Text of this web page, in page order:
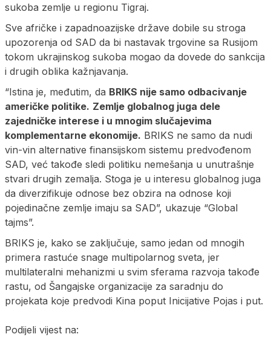
sukoba zemlje u regionu Tigraj.
Sve afričke i zapadnoazijske države dobile su stroga
upozorenja od SAD da bi nastavak trgovine sa Rusijom
tokom ukrajinskog sukoba mogao da dovede do sankcija
i drugih oblika kažnjavanja.
“Istina je, međutim, da BRIKS nije samo odbacivanje
američke politike. Zemlje globalnog juga dele
zajedničke interese i u mnogim slučajevima
komplementarne ekonomije. BRIKS ne samo da nudi
vin-vin alternative finansijskom sistemu predvođenom
SAD, već takođe sledi politiku nemešanja u unutrašnje
stvari drugih zemalja. Stoga je u interesu globalnog juga
da diverzifikuje odnose bez obzira na odnose koji
pojedinačne zemlje imaju sa SAD”, ukazuje “Global
tajms”.
BRIKS je, kako se zaključuje, samo jedan od mnogih
primera rastuće snage multipolarnog sveta, jer
multilateralni mehanizmi u svim sferama razvoja takođe
rastu, od Šangajske organizacije za saradnju do
projekata koje predvodi Kina poput Inicijative Pojas i put.
Podijeli vijest na: